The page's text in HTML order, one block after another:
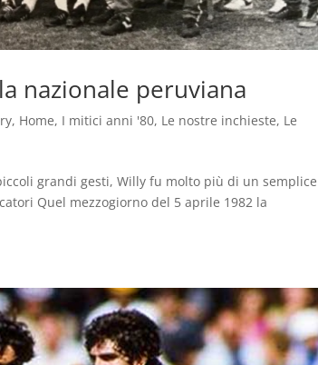
nazionale peruviana
, Home, I mitici anni '80, Le nostre inchieste, Le
grandi gesti, Willy fu molto più di un semplice
Quel mezzogiorno del 5 aprile 1982 la